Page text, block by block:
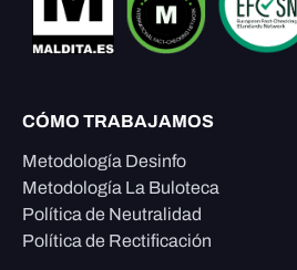
CÓMO TRABAJAMOS
Metodología Desinfo
Metodología La Buloteca
Política de Neutralidad
Política de Rectificación